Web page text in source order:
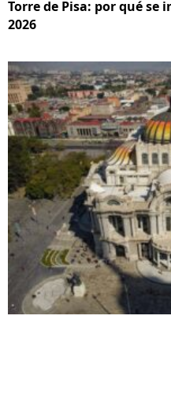
Torre de Pisa: por qué
2026